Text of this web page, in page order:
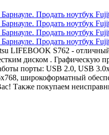
LIFEBOOK S762 -
диском . Графическую
порты: USB 2.0, USB
широкоформатный
Также покупаем